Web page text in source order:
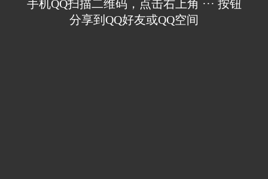
手机QQ扫描二维码，点击右上角 ··· 按钮
分享到QQ好友或QQ空间